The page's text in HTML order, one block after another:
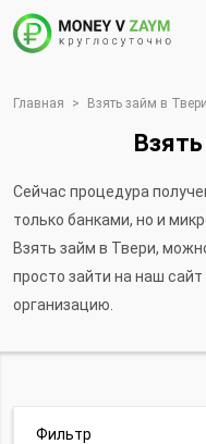
Главная > Взять займ в Твери
Сейчас процедура
только банками, но и
Взять займ в Твери,
просто зайти на наш
организацию.
Фильтр